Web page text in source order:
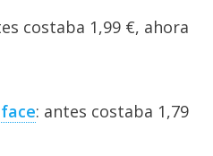
costaba 1,99 €, ahora
: antes costaba 1,79